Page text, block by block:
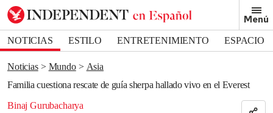
Menú
NOTICIAS ESTILO ENTRETENIMIENTO
ESPACIO
DEPORTES
Noticias Mundo
Asia
Familia cuestiona rescate de guía sherpa hallado vivo en el Everest
Binaj Gurubacharya
Bookmark popover
Removed from bookmarks
Close popover